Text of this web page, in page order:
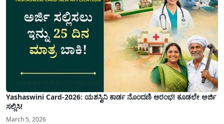
Yashaswini Card-2026: ಯಶಸ್ವಿನಿ ಕಾರ್ಡ ನೊಂದಣಿ ಆರಂಭ! ಕೂಡಲೇ ಅರ್ಜಿ
ಸಲ್ಲಿಸಿ!
March 5, 2026